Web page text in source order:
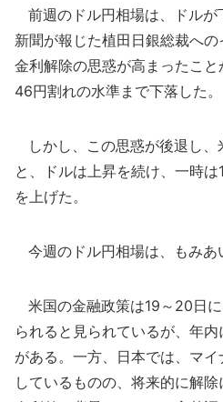
前週のドル円相場は、ドルが
新聞が報じた植田日銀総裁へ
金利解除の思惑が高まったこ
46円割れの水準まで下落した。
しかし、この思惑が後退し、
と、ドルは上昇を続け、一時
を上げた。
今週のドル円相場は、もみあ
米国の金融政策は19～20日
られると見られているが、年
がある。一方、日本では、マ
しているものの、将来的に解